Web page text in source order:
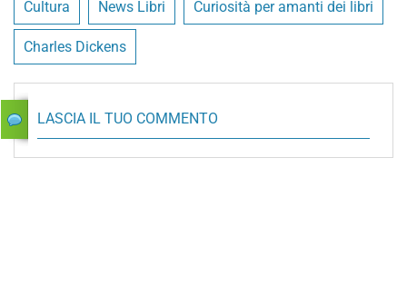
Cultura News Libri Curiosità per amanti dei libri
Charles Dickens
LASCIA IL TUO COMMENTO